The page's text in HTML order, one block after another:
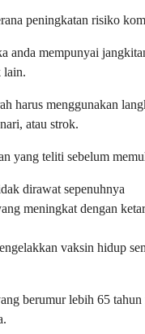
peningkatan risiko
anda mempunyai
lain.
harus menggunakan
atau strok.
yang teliti sebelum
dirawat sepenuhnya
meningkat dengan
vaksin hidup
berumur lebih 65